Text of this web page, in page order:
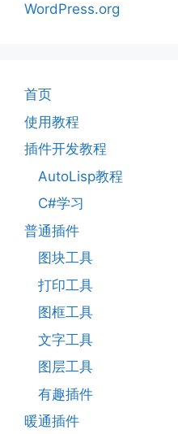
WordPress.org
首页
使用教程
插件开发教程
AutoLisp教程
C#学习
普通插件
图块工具
打印工具
图框工具
文字工具
图层工具
有趣插件
暖通插件